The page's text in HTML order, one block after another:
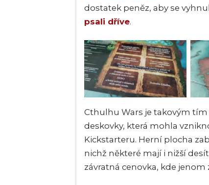
dostatek peněz, aby se
psali dříve.
Cthulhu Wars je takovým
deskovky, která mohla
Kickstarteru. Herní plocha
nichž některé mají i nižší
závratná cenovka, kde